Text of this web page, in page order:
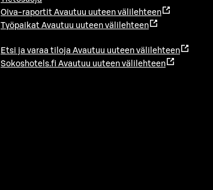
Oiva-raportit Avautuu uuteen välilehteen
Työpaikat Avautuu uuteen välilehteen
Etsi ja varaa tiloja Avautuu uuteen välilehteen
Sokoshotels.fi Avautuu uuteen välilehteen